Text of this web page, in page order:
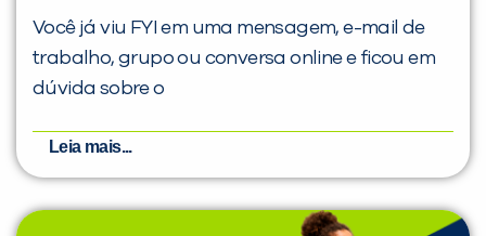
Você já viu FYI em uma mensagem, e-mail de
trabalho, grupo ou conversa online e ficou em
dúvida sobre o
Leia mais...